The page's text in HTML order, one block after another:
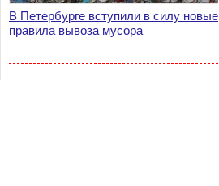
В Петербурге вступили в силу новые
правила вывоза мусора